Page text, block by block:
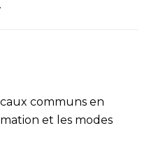
communs en
et les modes